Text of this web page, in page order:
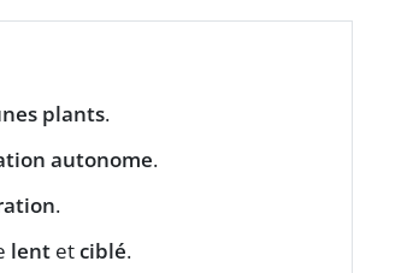
plants.
autonome.
.
lent etciblé.